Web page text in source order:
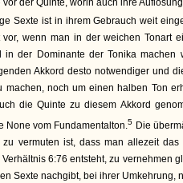
vor der Quinte, worin auch ihre
Sexte ist in ihrem Gebrauch weit
vor, wenn man in der weichen Tonart
in der Dominante der Tonika
Akkord desto notwendiger und
machen, noch um einen halben Ton
die Quinte zu diesem Akkord
None vom Fundamentalton.5 Die
zu vermuten ist, dass man allezeit
6:76 entsteht, zu vernehmen
Sexte nachgibt, bei ihrer Umkehrung,